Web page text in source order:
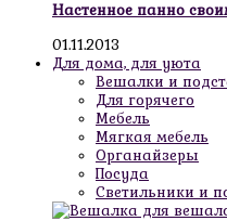
Настенное панно
01.11.2013
Для дома, для уюта
Вешалки и
Для горячего
Мебель
Мягкая мебель
Органайзеры
Посуда
Светильники и